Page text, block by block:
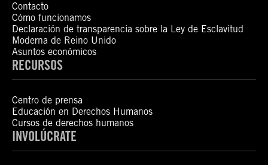
Contacto
Cómo funcionamos
Declaración de transparencia sobre la Ley de Esclavitud
Moderna de Reino Unido
Asuntos económicos
RECURSOS
Centro de prensa
Educación en Derechos Humanos
Cursos de derechos humanos
INVOLÚCRATE